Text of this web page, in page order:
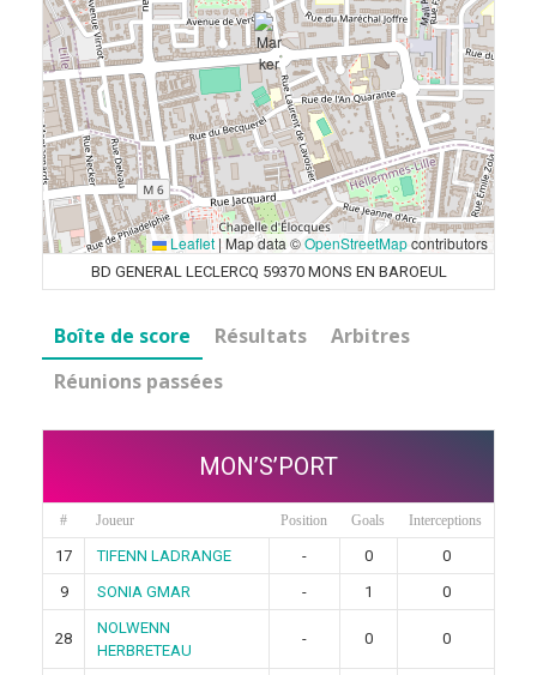
Leaflet | Map data ©OpenStreetMapcontributors
BD GENERAL LECLERCQ 59370 MONS EN BAROEUL
Boîte de score Résultats
Arbitres
Réunions passées
MON’S’PORT
# Joueur Position Goals Interceptions
17 TIFENN LADRANGE - 0
0
9
SONIA GMAR - 1 0
28
NOLWENN
HERBRETEAU
- 0 0